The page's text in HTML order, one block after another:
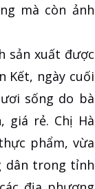
mà còn ảnh
sản xuất được
Kết, ngày cuối
sống do bà
giá rẻ. Chị Hà
phẩm, vừa
dân trong tỉnh